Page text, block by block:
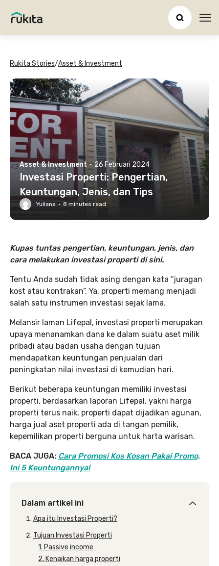
Rukita Stories/Asset & Investment
Asset & Investment · 26 Februari 2024
Investasi Properti: Pengertian,
Keuntungan, Jenis, dan Tips
Yuliana · 8 minutes read
Kupas tuntas pengertian, keuntungan, jenis, dan
cara melakukan investasi properti di sini.
Tentu Anda sudah tidak asing dengan kata “juragan
kost atau kontrakan”. Ya, properti memang menjadi
salah satu instrumen investasi sejak lama.
Melansir laman Lifepal, investasi properti merupakan
upaya menanamkan dana ke dalam suatu aset milik
pribadi atau badan usaha dengan tujuan
mendapatkan keuntungan penjualan dari
peningkatan nilai investasi di kemudian hari.
Berikut beberapa keuntungan memiliki investasi
properti, berdasarkan laporan Lifepal, yakni harga
properti terus naik, properti dapat dijadikan agunan,
harga jual aset properti ada di tangan pemilik,
kepemilikan properti berguna untuk harta warisan.
BACA JUGA: Cara Promosi Kos Kosan Pakai Promo,
Ini 5 Keuntungannya!
Dalam artikel ini
Apa itu Investasi Properti?
Tujuan Investasi Properti
1. Passive income
2. Kenaikan harga properti